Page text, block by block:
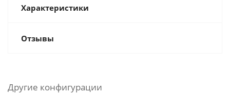
Характеристики
Отзывы
Другие конфигурации